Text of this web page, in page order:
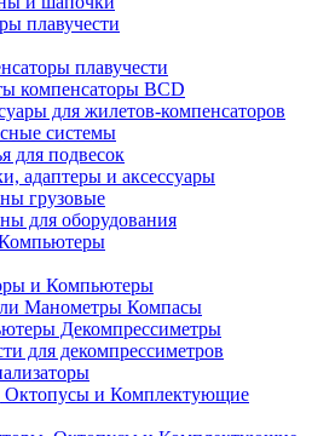
плавучести
плавучести
компенсаторы BCD
для жилетов-компенсаторов
системы
для подвесок
адаптеры и аксессуары
грузовые
для оборудования
и Компьютеры
Манометры Компасы
Декомпрессиметры
для декомпрессиметров
Октопусы и Комплектующие